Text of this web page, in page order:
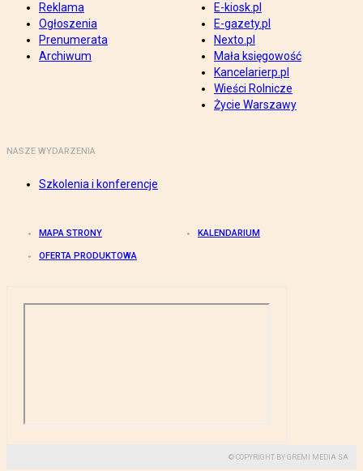
Reklama
Ogłoszenia
Prenumerata
Archiwum
E-kiosk.pl
E-gazety.pl
Nexto.pl
Mała księgowość
Kancelarierp.pl
Wieści Rolnicze
Życie Warszawy
NASZE WYDARZENIA
Szkolenia i konferencje
MAPA STRONY KALENDARIUM
OFERTA PRODUKTOWA
© COPYRIGHT BY GREMI MEDIA SA